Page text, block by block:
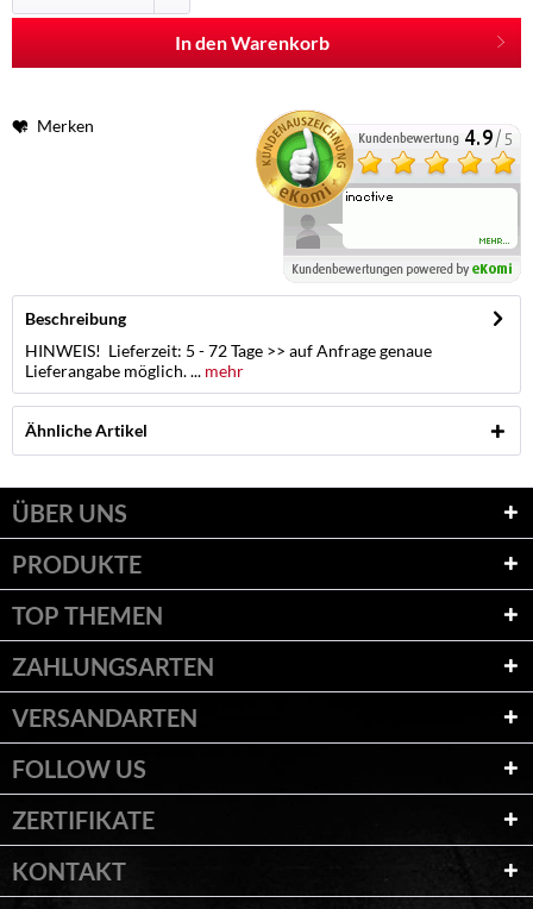
In den Warenkorb
Merken
Beschreibung
HINWEIS! Lieferzeit: 5 - 72 Tage >> auf Anfrage genaue
Lieferangabe möglich. ... mehr
Ähnliche Artikel
ÜBER UNS
PRODUKTE
TOP THEMEN
ZAHLUNGSARTEN
VERSANDARTEN
FOLLOW US
ZERTIFIKATE
KONTAKT